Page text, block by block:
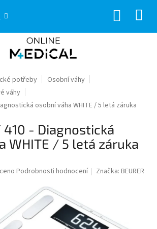
potřeby
Osobní váhy
váhy
osobní váha WHITE / 5 letá záruka
410 - Diagnostická
WHITE / 5 letá záruka
Podrobnosti hodnocení Značka:BEURER